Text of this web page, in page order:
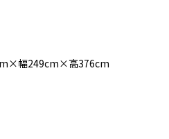
幅249cm×高376cm